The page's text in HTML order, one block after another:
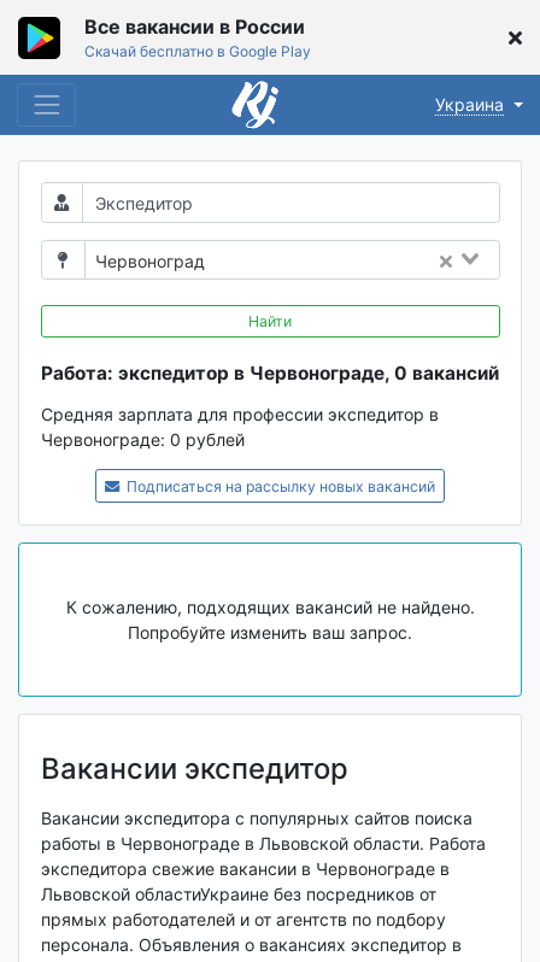
Все вакансии в России
Скачай бесплатно в Google Play
Украина
Червоноград
Найти
Работа: экспедитор в Червонограде, 0 вакансий
Средняя зарплата для профессии экспедитор в
Червонограде: 0 рублей
Подписаться на рассылку новых вакансий
К сожалению, подходящих вакансий не найдено.
Попробуйте изменить ваш запрос.
Вакансии экспедитор
Вакансии экспедитора с популярных сайтов поиска
работы в Червонограде в Львовской области. Работа
экспедитора свежие вакансии в Червонограде в
Львовской областиУкраине без посредников от
прямых работодателей и от агентств по подбору
персонала. Объявления о вакансиях экспедитор в